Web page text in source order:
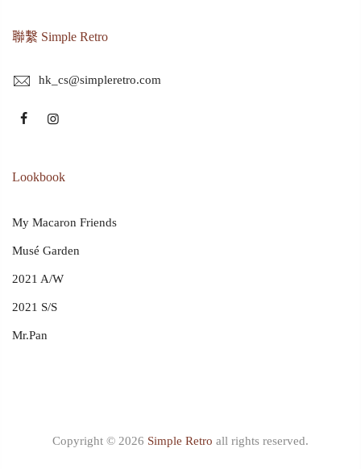
聯繫 Simple Retro
hk_cs@simpleretro.com
Lookbook
My Macaron Friends
Musé Garden
2021 A/W
2021 S/S
Mr.Pan
Copyright © 2026 Simple Retro all rights reserved.